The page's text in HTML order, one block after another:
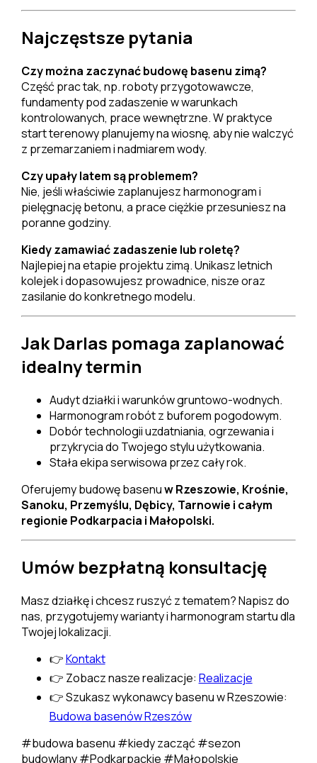
Najczęstsze pytania
Czy można zaczynać budowę basenu zimą?
Część prac tak, np. roboty przygotowawcze,
fundamenty pod zadaszenie w warunkach
kontrolowanych, prace wewnętrzne. W praktyce
start terenowy planujemy na wiosnę, aby nie walczyć
z przemarzaniem i nadmiarem wody.
Czy upały latem są problemem?
Nie, jeśli właściwie zaplanujesz harmonogram i
pielęgnację betonu, a prace ciężkie przesuniesz na
poranne godziny.
Kiedy zamawiać zadaszenie lub roletę?
Najlepiej na etapie projektu zimą. Unikasz letnich
kolejek i dopasowujesz prowadnice, nisze oraz
zasilanie do konkretnego modelu.
Jak Darlas pomaga zaplanować
idealny termin
Audyt działki i warunków gruntowo-wodnych.
Harmonogram robót z buforem pogodowym.
Dobór technologii uzdatniania, ogrzewania i
przykrycia do Twojego stylu użytkowania.
Stała ekipa serwisowa przez cały rok.
Oferujemy budowę basenuw Rzeszowie, Krośnie,
Sanoku, Przemyślu, Dębicy, Tarnowie i całym
regionie Podkarpacia i Małopolski.
Umów bezpłatną konsultację
Masz działkę i chcesz ruszyć z tematem? Napisz do
nas, przygotujemy warianty i harmonogram startu dla
Twojej lokalizacji.
👉Kontakt
👉 Zobacz nasze realizacje: Realizacje
👉 Szukasz wykonawcy basenu w Rzeszowie:
Budowa basenów Rzeszów
#budowa basenu #kiedy zacząć#sezon
budowlany#Podkarpackie #Małopolskie